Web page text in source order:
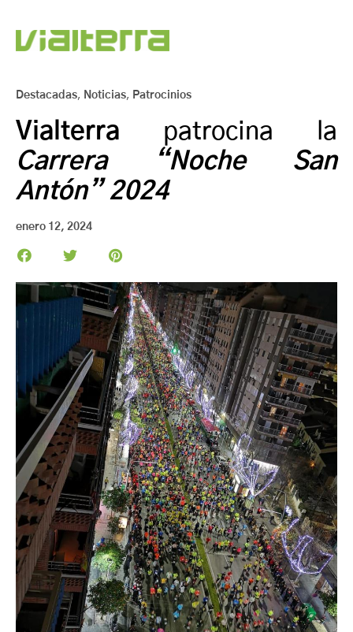
Destacadas, Noticias, Patrocinios
Vialterra patrocina la
Carrera “Noche San
Antón” 2024
enero 12, 2024